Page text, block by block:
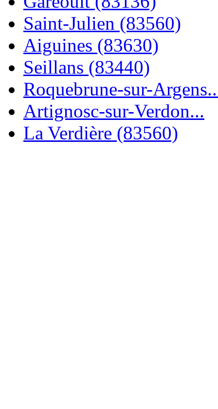
Saint-Julien (83560)
Aiguines (83630)
Seillans (83440)
Roquebrune-sur-
Artignosc-sur-Verdon...
La Verdière (83560)